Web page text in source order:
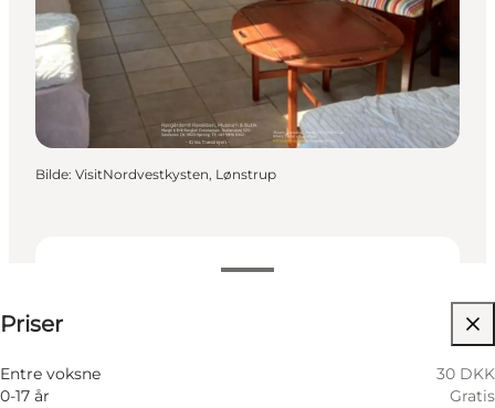
Priser
Entre voksne
30 DKK
0-17 år
Gratis
Bilde: VisitNordvestkysten, Lønstrup